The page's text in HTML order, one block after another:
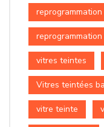
vitres teintes
Vitres teintées
vitre teinte